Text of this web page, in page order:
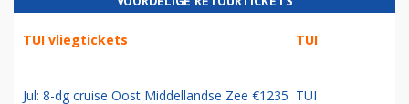
TUI vliegtickets TUI
Jul: 8-dg cruise Oost Middellandse Zee €1235 TUI